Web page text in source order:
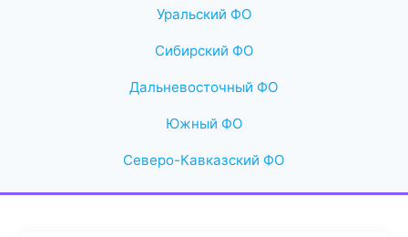
Уральский ФО
Сибирский ФО
Дальневосточный ФО
Южный ФО
Северо-Кавказский ФО